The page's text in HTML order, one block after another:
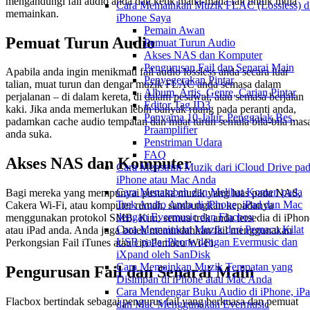
Cara Memainkan Muzik FLAC (Lossless)
iPhone Saya
Pemain Awan
Pemuat Turun Audio
Akses NAS dan Komputer
Pengurusan Fail dan Senarai Main
Penyegerakan Pintar
Album, Artis, Genre, Carian Pintar
Editor Tag ID3
Penyama 10-Jalur, Penggalak Bes,
Praamplifier
Penstriman Udara
FAQ
Cara Menstrim Muzik dari iCloud Drive
iPhone atau Mac Anda
Cara Menambah dan Melihat Komen pada
Trek Audio Anda di iPhone, iPad dan Mac
dengan Evermusic dan Flacbox
Cara Memainkan Muzik dari Pemacu Kilat
USB pada iPhone dengan Evermusic dan
iXpand oleh SanDisk
Cara Memainkan Muzik Tempatan yang
Disimpan di iPhone atau Mac Anda
Cara Mendengar Buku Audio di iPhone,
dan Mac Menggunakan Evermusic
memainkan.
Pemuat Turun Audio
Apabila anda ingin menikmati fail audio lossless anda secara luar
talian, muat turun dan dengar muzik FLAC anda semasa dalam
perjalanan – di dalam kereta, di dalam pesawat, atau semasa berjalan
kaki. Jika anda memerlukan lebih banyak ruang pada peranti anda,
padamkan cache audio tempatan dan muat turun semula bila-bila
anda suka.
Akses NAS dan Komputer
Bagi mereka yang mempunyai pustaka muzik yang luas pada NAS,
Cakera Wi-Fi, atau komputer rumah, sambungkan kepadanya
menggunakan protokol SMB. Kini, semua trek anda tersedia di
atau iPad anda. Anda juga boleh memindahkan fail menggunakan
Perkongsian Fail iTunes atau ciri Pemacu Wi-Fi.
Pengurusan Fail dan Senarai Main
Flacbox bertindak sebagai pengurus fail yang berkuasa dan pemuat